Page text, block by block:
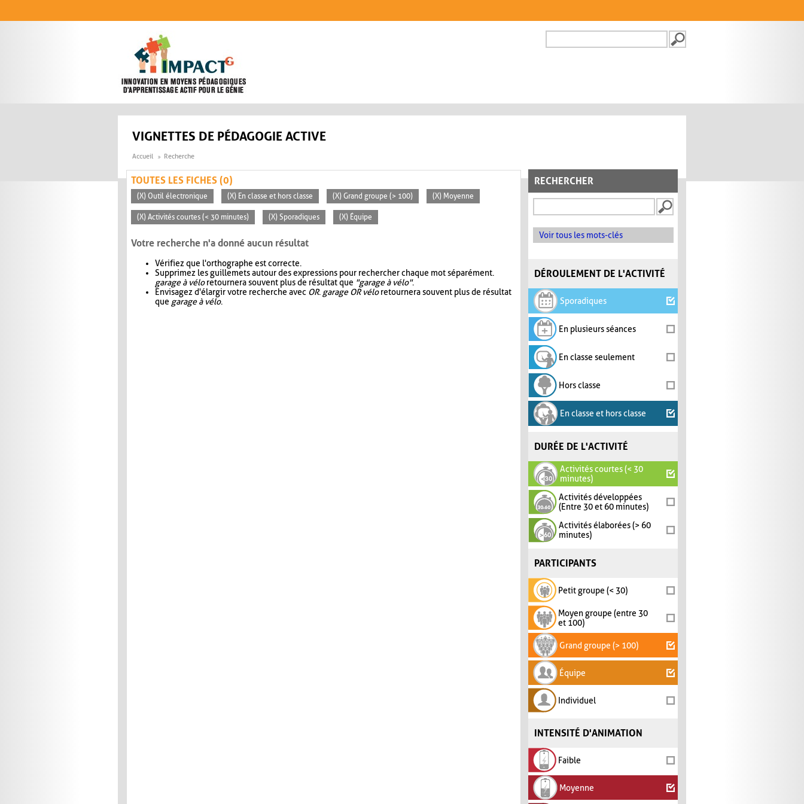
FORMULAIRE DE
VIGNETTES DE PÉDAGOGIE ACTIVE
Accueil Recherche
RECHERCHER
Voir tous les mots-clés
DÉROULEMENT DE L'ACTIVITÉ
Sporadiques
En plusieurs séances
En classe seulement
Hors classe
En classe et hors classe
DURÉE DE L'ACTIVITÉ
Activités courtes (< 30
minutes)
Activités développées
(Entre 30 et 60 minutes)
Activités élaborées (> 60
minutes)
PARTICIPANTS
Petit groupe (< 30)
Moyen groupe (entre 30
et 100)
Grand groupe (> 100)
Équipe
Individuel
INTENSITÉ D'ANIMATION
Faible
Moyenne
TOUTES LES FICHES (0)
(X) Outil électronique (X) En classe et hors classe (X) Grand groupe (> 100) (X) Moyenne
(X) Activités courtes (< 30 minutes) (X) Sporadiques (X) Équipe
Votre recherche n'a donné aucun résultat
Vérifiez que l'orthographe est correcte.
Supprimez les guillemets autour des expressions pour rechercher chaque mot séparément.
garage à véloretournera souvent plus de résultat que "garage à vélo".
Envisagez d'élargir votre recherche avec OR. garage OR véloretournera souvent plus de résultat
que garage à vélo.